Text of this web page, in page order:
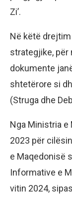
Zi’.
Në këtë
strategjike, për
dokumente
shtetërore si
(Struga dhe
Nga Ministria
2023 për
e Maqedonisë
Informative e
vitin 2024,